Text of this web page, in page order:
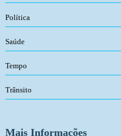
Política
Saúde
Tempo
Trânsito
Mais Informações